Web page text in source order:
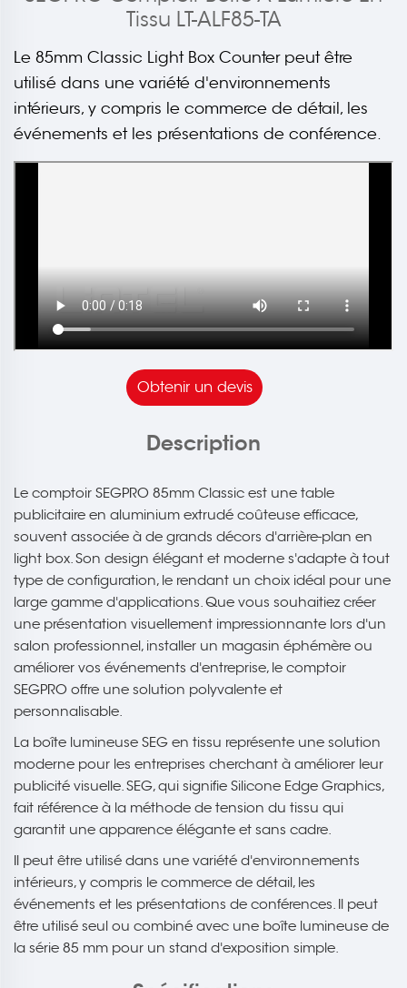
Tissu LT-ALF85-TA
Le 85mm Classic Light Box Counter peut être
utilisé dans une variété d'environnements
intérieurs, y compris le commerce de détail, les
événements et les présentations de conférence.
Obtenir un devis
Description
Le comptoir SEGPRO 85mm Classic est une table
publicitaire en aluminium extrudé coûteuse efficace,
souvent associée à de grands décors d'arrière-plan en
light box. Son design élégant et moderne s'adapte à tout
type de configuration, le rendant un choix idéal pour une
large gamme d'applications. Que vous souhaitiez créer
une présentation visuellement impressionnante lors d'un
salon professionnel, installer un magasin éphémère ou
améliorer vos événements d'entreprise, le comptoir
SEGPRO offre une solution polyvalente et
personnalisable.
La boîte lumineuse SEG en tissu représente une solution
moderne pour les entreprises cherchant à améliorer leur
publicité visuelle. SEG, qui signifie Silicone Edge Graphics,
fait référence à la méthode de tension du tissu qui
garantit une apparence élégante et sans cadre.
Il peut être utilisé dans une variété d'environnements
intérieurs, y compris le commerce de détail, les
événements et les présentations de conférences. Il peut
être utilisé seul ou combiné avec une boîte lumineuse de
la série 85 mm pour un stand d'exposition simple.